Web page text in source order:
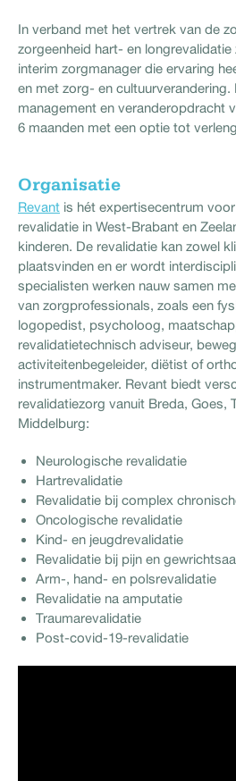
In verband met het vertrek van de
zorgeenheid hart- en longrevalidatie
interim zorgmanager die ervaring
en met zorg- en
management en veranderopdracht
6 maanden met een optie tot
Organisatie
Revant is hét expertisecentrum
revalidatie in West-Brabant en
kinderen. De revalidatie kan zowel
plaatsvinden en er wordt
specialisten werken nauw samen
van zorgprofessionals, zoals een
logopedist, psycholoog,
revalidatietechnisch adviseur,
activiteitenbegeleider, diëtist of
instrumentmaker. Revant biedt
revalidatiezorg vanuit Breda, Goes,
Middelburg:
Neurologische revalidatie
Hartrevalidatie
Revalidatie bij complex
Oncologische revalidatie
Kind- en jeugdrevalidatie
Revalidatie bij pijn en
Arm-, hand- en polsrevalidatie
Revalidatie na amputatie
Traumarevalidatie
Post-covid-19-revalidatie